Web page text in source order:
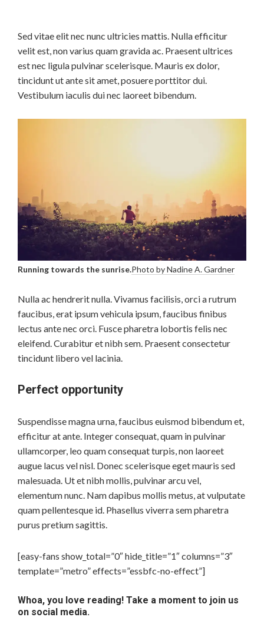
Sed vitae elit nec nunc ultricies mattis. Nulla efficitur
velit est, non varius quam gravida ac. Praesent ultrices
est nec ligula pulvinar scelerisque. Mauris ex dolor,
tincidunt ut ante sit amet, posuere porttitor dui.
Vestibulum iaculis dui nec laoreet bibendum.
Running towards the sunrise.Photo by Nadine A. Gardner
Nulla ac hendrerit nulla. Vivamus facilisis, orci a rutrum
faucibus, erat ipsum vehicula ipsum, faucibus finibus
lectus ante nec orci. Fusce pharetra lobortis felis nec
eleifend. Curabitur et nibh sem. Praesent consectetur
tincidunt libero vel lacinia.
Perfect opportunity
Suspendisse magna urna, faucibus euismod bibendum et,
efficitur at ante. Integer consequat, quam in pulvinar
ullamcorper, leo quam consequat turpis, non laoreet
augue lacus vel nisl. Donec scelerisque eget mauris sed
malesuada. Ut et nibh mollis, pulvinar arcu vel,
elementum nunc. Nam dapibus mollis metus, at vulputate
quam pellentesque id. Phasellus viverra sem pharetra
purus pretium sagittis.
[easy-fans show_total=”0″ hide_title=”1″ columns=”3″
template=”metro” effects=”essbfc-no-effect”]
Whoa, you love reading! Take a moment to join us
on social media.